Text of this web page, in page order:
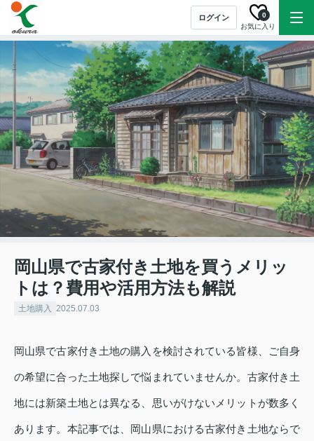
ログイン
お気に入り
0
岡山県で古家付き土地を買うメリッ
トは？費用や活用方法も解説
土地購入 2025.07.03
岡山県で古家付き土地の購入を検討されている皆様、ご自身
の希望に合った土地探しで悩まれていませんか。古家付き土
地には新築土地とは異なる、思いがけないメリットが数多く
あります。本記事では、岡山県における古家付き土地ならで